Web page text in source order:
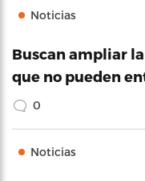
Noticias
Buscan ampliar
que no pueden
0
Noticias